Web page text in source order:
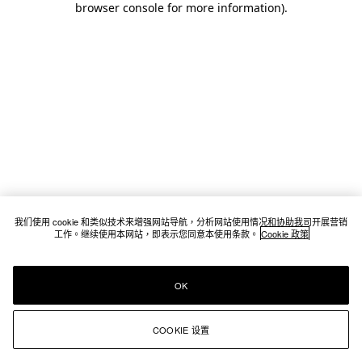
browser console for more information).
我们使用 cookie 和类似技术来增强网站导航，分析网站使用情况和协助我司开展营销
工作。继续使用本网站，即表示您同意本使用条款。 Cookie 政策
COOKIE 设置
OK